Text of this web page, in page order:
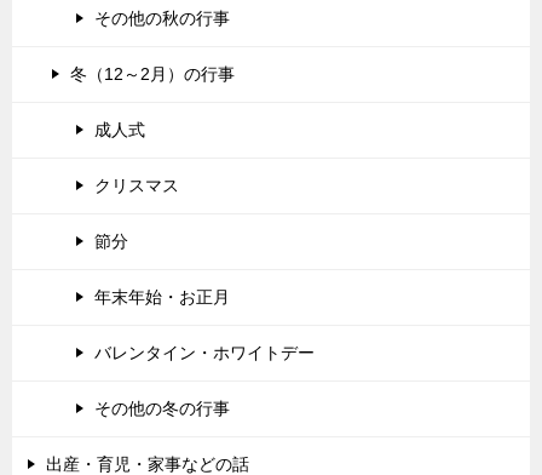
その他の秋の行事
冬（12～2月）の行事
成人式
クリスマス
節分
年末年始・お正月
バレンタイン・ホワイトデー
その他の冬の行事
出産・育児・家事などの話